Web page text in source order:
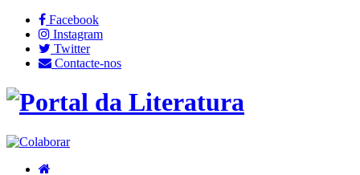
Facebook
Instagram
Twitter
Contacte-nos